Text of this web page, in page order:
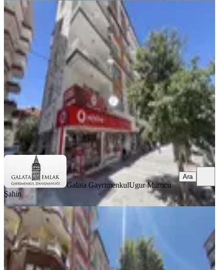
YENİ
Paşaköşkü Ana Cadde Üzerinde
Satılık 2+1
Battalgazi, Hacı Abdi Mahallesi
2+1· 130 m² ·2. Kat·06.08.2026
1.250.000 ₺
Galata GayrimenkulUgur Mumcu Şahin
Ara
Galata GayrimenkulUgur Mumcu
Şahin
Ara
YENİ
Batur Gayrimenkul'den Kanal
Boyunda Satılık Ara Kat Daire
Battalgazi, Saray Mahallesi
2+1 · 100 m² 5. Kat 05.08.2026